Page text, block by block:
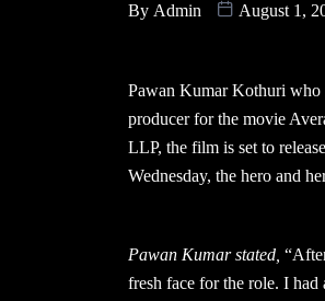
By Admin August 1,
Pawan Kumar Kothuri who
producer for the movie
LLP, the film is set to
Wednesday, the hero and
Pawan Kumar stated,
fresh face for the role. I had